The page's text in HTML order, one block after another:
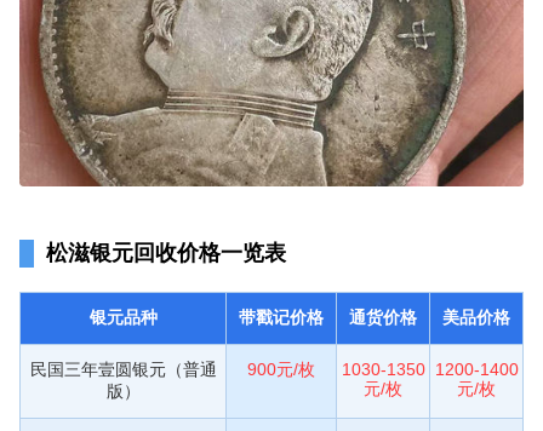
松滋银元回收价格一览表
银元品种 带戳记价格 通货价格 美品价格
民国三年壹圆银元（普通
版）
900元/枚
1030-1350
元/枚
1200-1400
元/枚